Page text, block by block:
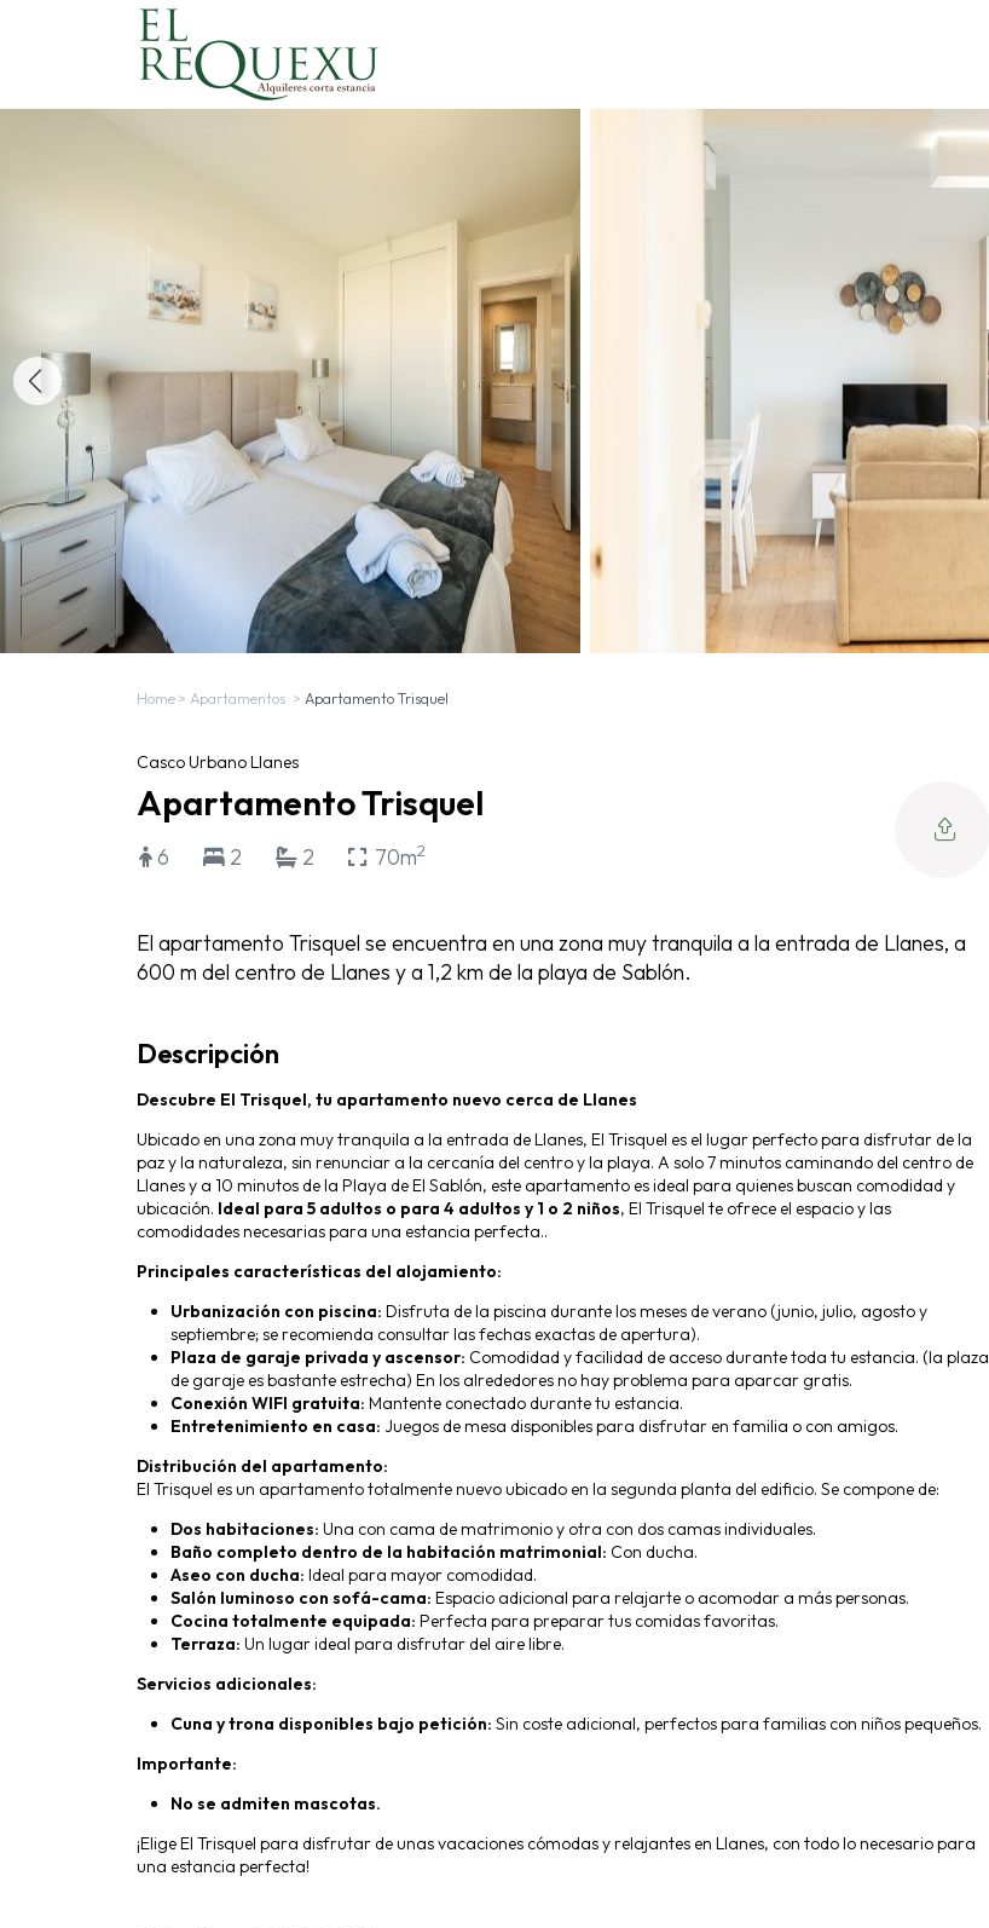
Home > Apartamentos > Apartamento Trisquel
Casco Urbano Llanes
Apartamento Trisquel
6 2 2 70m2
El apartamento Trisquel se encuentra en una zona muy tranquila a la entrada de Llanes, a
600 m del centro de Llanes y a 1,2 km de la playa de Sablón.
Descripción
Descubre El Trisquel, tu apartamento nuevo cerca de Llanes
Ubicado en una zona muy tranquila a la entrada de Llanes, El Trisquel es el lugar perfecto para disfrutar de la
paz y la naturaleza, sin renunciar a la cercanía del centro y la playa. A solo 7 minutos caminando del centro de
Llanes y a 10 minutos de la Playa de El Sablón, este apartamento es ideal para quienes buscan comodidad y
ubicación. Ideal para 5 adultos o para 4 adultos y 1 o 2 niños, El Trisquel te ofrece el espacio y las
comodidades necesarias para una estancia perfecta..
Principales características del alojamiento:
Urbanización con piscina: Disfruta de la piscina durante los meses de verano (junio, julio, agosto y
septiembre; se recomienda consultar las fechas exactas de apertura).
Plaza de garaje privada y ascensor: Comodidad y facilidad de acceso durante toda tu estancia. (la plaza
de garaje es bastante estrecha) En los alrededores no hay problema para aparcar gratis.
Conexión WIFI gratuita: Mantente conectado durante tu estancia.
Entretenimiento en casa: Juegos de mesa disponibles para disfrutar en familia o con amigos.
Distribución del apartamento:
El Trisquel es un apartamento totalmente nuevo ubicado en la segunda planta del edificio. Se compone de:
Dos habitaciones: Una con cama de matrimonio y otra con dos camas individuales.
Baño completo dentro de la habitación matrimonial: Con ducha.
Aseo con ducha: Ideal para mayor comodidad.
Salón luminoso con sofá-cama: Espacio adicional para relajarte o acomodar a más personas.
Cocina totalmente equipada: Perfecta para preparar tus comidas favoritas.
Terraza: Un lugar ideal para disfrutar del aire libre.
Servicios adicionales:
Cuna y trona disponibles bajo petición: Sin coste adicional, perfectos para familias con niños pequeños.
Importante:
No se admiten mascotas.
¡Elige El Trisquel para disfrutar de unas vacaciones cómodas y relajantes en Llanes, con todo lo necesario para
una estancia perfecta!